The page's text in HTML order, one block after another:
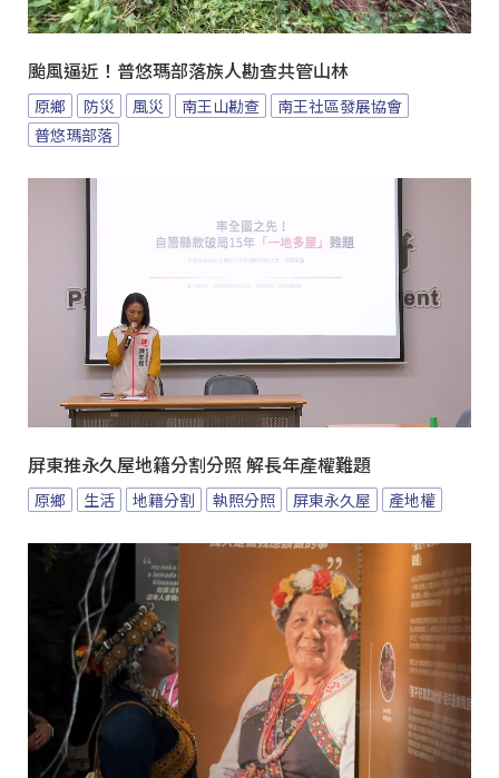
颱風逼近！普悠瑪部落族人勘查共管山林
原鄉 防災 風災 南王山勘查
南王社區發展協會
普悠瑪部落
屏東推永久屋地籍分割分照 解長年產權難題
原鄉 生活 地籍分割 執照分照 屏東永久屋 產地權